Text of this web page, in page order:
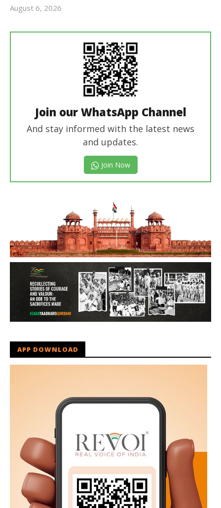
August 6, 2026
Join our WhatsApp Channel
And stay informed with the latest news
and updates.
Join Now
APP DOWNLOAD